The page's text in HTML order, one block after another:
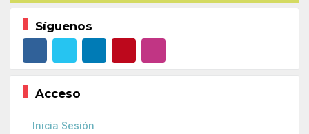
Síguenos
Acceso
Inicia Sesión